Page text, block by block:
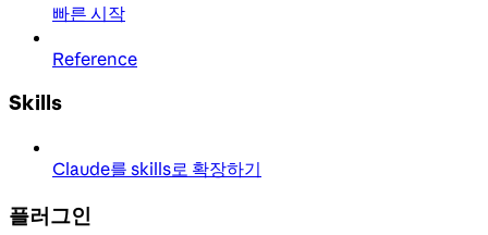
빠른 시작
Reference
Skills
Claude를 skills로 확장하기
플러그인